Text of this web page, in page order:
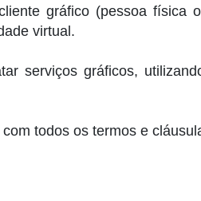
gráfico (pessoa física
virtual.
serviços gráficos,
todos os termos e